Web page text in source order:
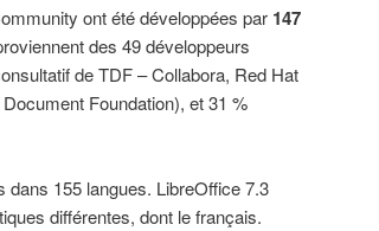
ont été développées par 147
des 49 développeurs
de TDF – Collabora, Red Hat
Foundation), et 31 %
dans 155 langues. LibreOffice 7.3
différentes, dont le français.